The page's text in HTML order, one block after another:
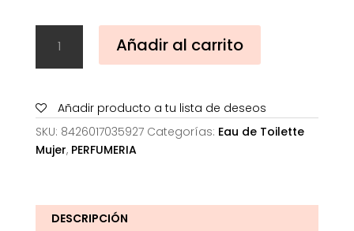
Loewe
Eau
de
Toilette
cantidad
Añadir al carrito
Añadir producto a tu lista de deseos
SKU: 8426017035927 Categorías: Eau de Toilette
Mujer, PERFUMERIA
DESCRIPCIÓN